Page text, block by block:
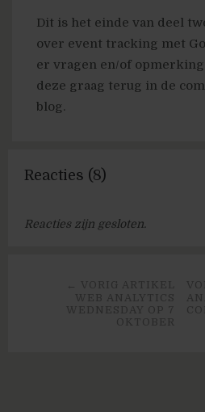
Dit is het einde van deel
over event tracking met
er vragen en/of
deze graag terug in de
blog.
Reacties (8)
Reacties zijn gesloten.
← VORIG ARTIKEL
WEB ANALYTICS
WEDNESDAY OP 7
OKTOBER